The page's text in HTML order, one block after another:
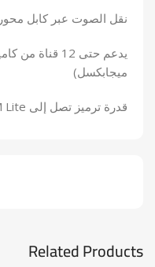
نقل الصوت عبر كابل
ميجابكسل)
قدرة ترميز تصل إلى 3K/5M Lite بمعدل 12 إطارًا في الثانية
Related Products